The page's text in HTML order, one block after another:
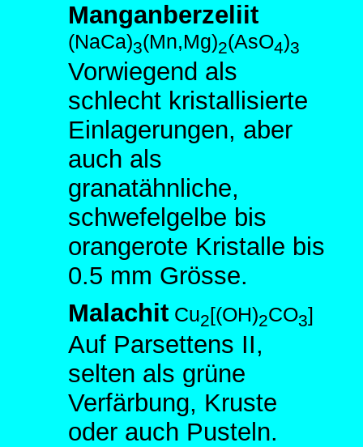
Manganberzeliit
(NaCa)3(Mn,Mg)2(AsO4)3
Vorwiegend als
schlecht kristallisierte
Einlagerungen, aber
auch als
granatähnliche,
schwefelgelbe bis
orangerote Kristalle bis
0.5 mm Grösse.
MalachitCu2[(OH)2CO3]
Auf Parsettens II,
selten als grüne
Verfärbung, Kruste
oder auch Pusteln.